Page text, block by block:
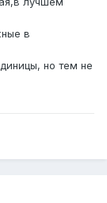
в
но тем не